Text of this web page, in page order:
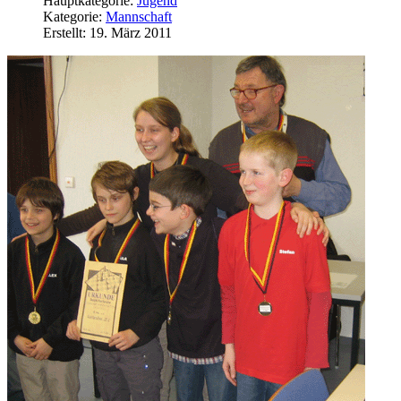
Kategorie: Mannschaft
Erstellt: 19. März 2011